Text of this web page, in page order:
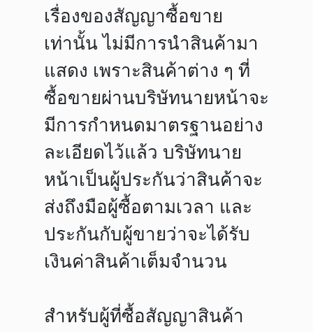
เรื่องของสัญญาซื้อขาย
เท่านั้น ไม่มีการนำสินค้ามา
แสดง เพราะสินค้าต่าง ๆ ที่
ซื้อขายผ่านบริษัทนายหน้าจะ
มีการกำหนดมาตรฐานอย่าง
ละเอียดไว้แล้ว บริษัทนาย
หน้าเป็นผู้ประกันว่าสินค้าจะ
ส่งถึงมือผู้ซื้อตามเวลา และ
ประกันกับผู้ขายว่าจะได้รับ
เงินค่าสินค้าเต็มจำนวน
สำหรับผู้ที่ซื้อสัญญาสินค้า